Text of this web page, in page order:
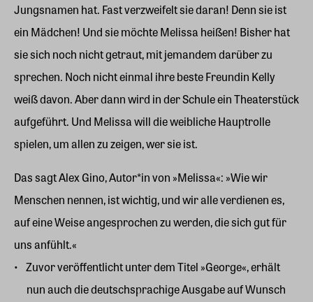
Jungsnamen hat. Fast verzweifelt sie daran! Denn sie ist
ein Mädchen! Und sie möchte Melissa heißen! Bisher hat
sie sich noch nicht getraut, mit jemandem darüber zu
sprechen. Noch nicht einmal ihre beste Freundin Kelly
weiß davon. Aber dann wird in der Schule ein Theaterstück
aufgeführt. Und Melissa will die weibliche Hauptrolle
spielen, um allen zu zeigen, wer sie ist.
Das sagt Alex Gino, Autor*in von »Melissa«: »Wie wir
Menschen nennen, ist wichtig, und wir alle verdienen es,
auf eine Weise angesprochen zu werden, die sich gut für
uns anfühlt.«
Zuvor veröffentlicht unter dem Titel »George«, erhält
nun auch die deutschsprachige Ausgabe auf Wunsch